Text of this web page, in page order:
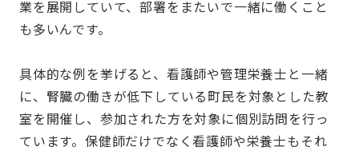
業を展開していて、部署をまたいで一緒に働くこと
も多いんです。
具体的な例を挙げると、看護師や管理栄養士と一緒
に、腎臓の働きが低下している町民を対象とした教
室を開催し、参加された方を対象に個別訪問を行っ
ています。保健師だけでなく看護師や栄養士もそれ